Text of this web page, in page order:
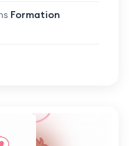
Formation